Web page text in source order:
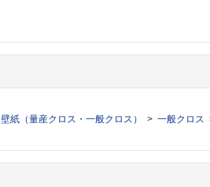
壁紙（量産クロス・一般クロス） 一般クロス